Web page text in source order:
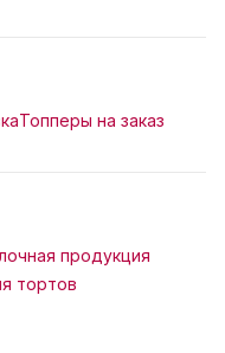
Топперы на заказ
продукция
тортов